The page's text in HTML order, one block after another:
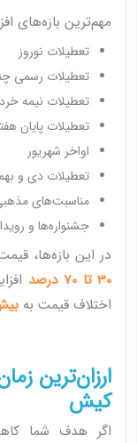
مهم‌ترین بازه‌های
تعطیلات نوروز
تعطیلات رسمی
تعطیلات نیمه
تعطیلات پایان
اواخر شهریور
تعطیلات دی و
مناسبت‌های
جشنواره‌ها و
در این بازه‌ها،
30 تا 70 درصد
اختلاف قیمت به
ارزان‌ترین
کیش
اگر هدف شما